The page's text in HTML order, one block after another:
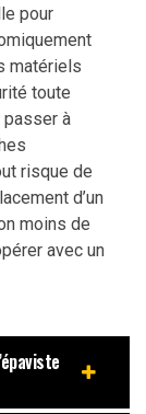
pour
matériels
toute
passer à
risque de
d’un
moins de
avec un